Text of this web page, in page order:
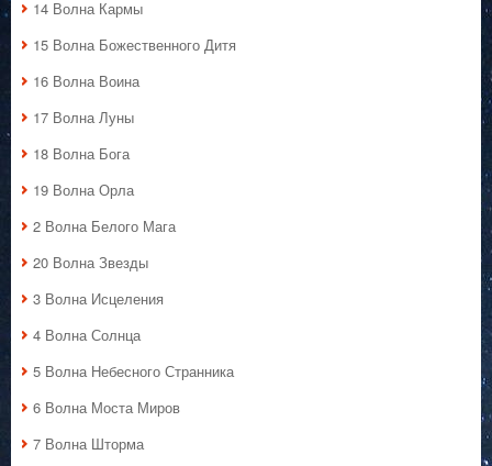
14 Волна Кармы
15 Волна Божественного Дитя
16 Волна Воина
17 Волна Луны
18 Волна Бога
19 Волна Орла
2 Волна Белого Мага
20 Волна Звезды
3 Волна Исцеления
4 Волна Солнца
5 Волна Небесного Странника
6 Волна Моста Миров
7 Волна Шторма